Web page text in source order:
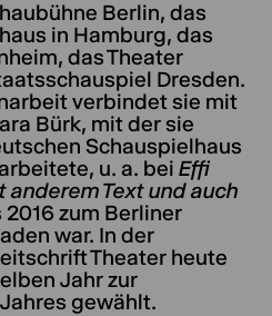
Berlin, das
in Hamburg, das
das Theater
Dresden.
verbindet sie mit
Bürk, mit der sie
Schauspielhaus
u. a. bei Effi
Text und auch
2016 zum Berliner
war. In der
Theater heute
Jahr zur
gewählt.